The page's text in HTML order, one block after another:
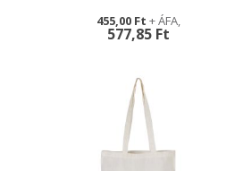
577,85 Ft
455,00 Ft